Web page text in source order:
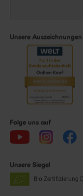
Unsere Auszeichnungen
Folge uns auf
Unsere Siegel
Bio Zertifizierung